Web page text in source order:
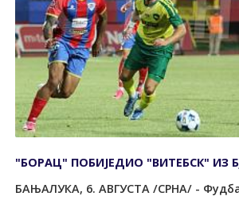
"БОРАЦ" ПОБИЈЕДИО "ВИТЕБСК" ИЗ
БАЊАЛУКА, 6. АВГУСТА /СРНА/ -